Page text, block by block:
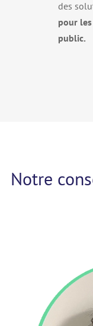
des
pour
public.
Notre